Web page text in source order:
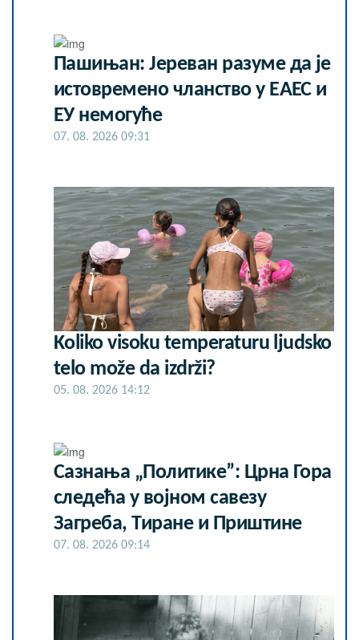
Пашињан: Јереван разуме да је
истовремено чланство у ЕАЕС и
ЕУ немогуће
07. 08. 2026 09:31
Koliko visoku temperaturu ljudsko
telo može da izdrži?
05. 08. 2026 14:12
Сазнања „Политике”: Црна Гора
следећа у војном савезу
Загреба, Тиране и Приштине
07. 08. 2026 09:14